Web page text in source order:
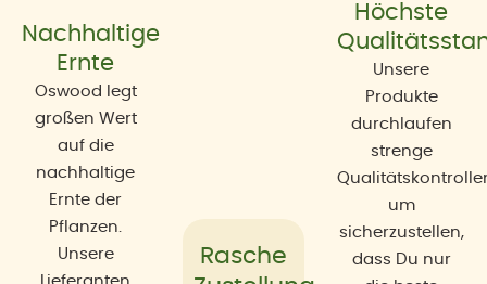
Nachhaltige
Ernte
Oswood legt
großen Wert
auf die
nachhaltige
Ernte der
Pflanzen.
Unsere
Rasche
Höchste
Unsere
Produkte
durchlaufen
strenge
um
sicherzustellen,
dass Du nur